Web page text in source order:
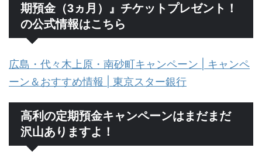
期預金（3ヵ月）』チケットプレゼント！
の公式情報はこちら
広島・代々木上原・南砂町キャンペーン | キャンペ
ーン＆おすすめ情報 | 東京スター銀行
高利の定期預金キャンペーンはまだまだ
沢山ありますよ！